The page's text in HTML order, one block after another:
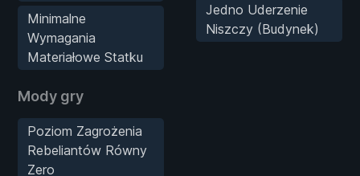
Minimalne
Wymagania
Materiałowe Statku
Mody gry
Poziom Zagrożenia
Rebeliantów Równy
Zero
Jedno Uderzenie
Niszczy (Budynek)